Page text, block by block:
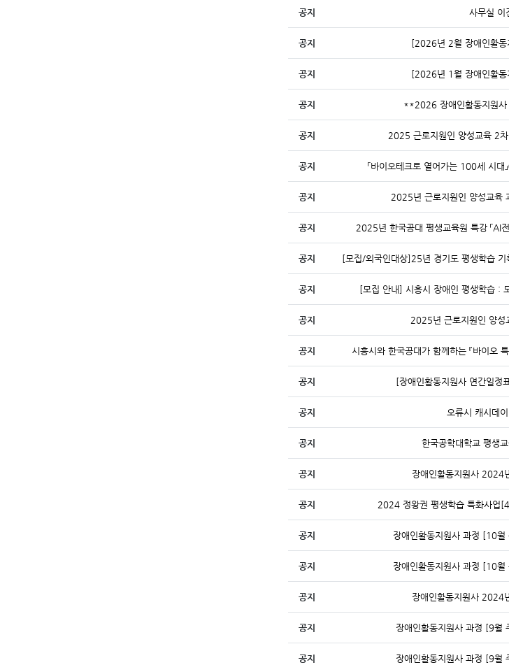
공지 사무실 이
공지 [2026년 2월 장애인활동
공지 [2026년 1월 장애인활동
공지 **2026 장애인활동지원
공지 2025 근로지원인 양성교육 2
공지 「바이오테크로 열어가는 100세 시
공지 2025년 근로지원인 양성교육
공지 2025년 한국공대 평생교육원 특강 「AI
공지 [모집/외국인대상]25년 경기도 평생학습
공지 [모집 안내] 시흥시 장애인 평생학습 :
공지 2025년 근로지원인 양성
공지 시흥시와 한국공대가 함께하는 『바이오
공지 [장애인활동지원사 연간일정
공지 오류시 캐시데
공지 한국공학대학교 평생
공지 장애인활동지원사 2024
공지 2024 정왕권 평생학습 특화사업
공지 장애인활동지원사 과정 [10
공지 장애인활동지원사 과정 [10
공지 장애인활동지원사 2024
공지 장애인활동지원사 과정 [9월
공지 장애인활동지원사 과정 [9월